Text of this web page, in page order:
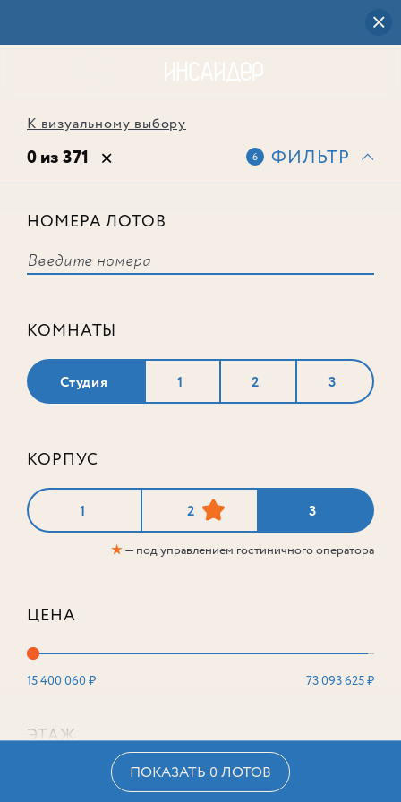
К визуальному выбору
0 из 371 6 ФИЛЬТР
НОМЕРА ЛОТОВ
КОМНАТЫ
Студия 1 2 3
КОРПУС
1 2 3
★— под управлением гостиничного оператора
ЦЕНА
15 400 060 ₽ 73 093 625 ₽
ЭТАЖ
ПОКАЗАТЬ 0 ЛОТОВ
соответствует ни одного лота